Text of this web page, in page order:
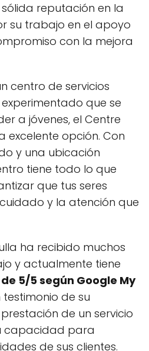
reputación en la
su trabajo en el apoyo
con la mejora
centro de servicios
que se
a jóvenes, el Centre
excelente opción. Con
y una ubicación
tiene todo lo que
que tus seres
y la atención que
ha recibido muchos
y actualmente tiene
5/5 según Google My
testimonio de su
de un servicio
capacidad para
de sus clientes.